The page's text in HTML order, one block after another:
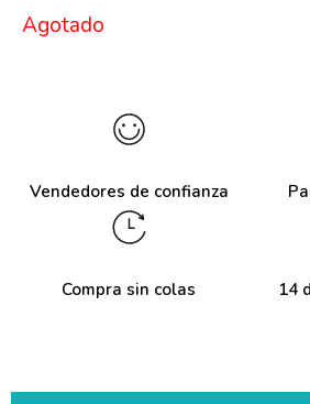
Agotado
Vendedores de confianza
Compra sin colas 14